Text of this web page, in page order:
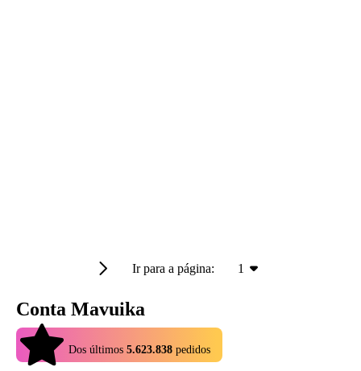
Ir para a página: 1
Conta Mavuika
Dos últimos 5.623.838 pedidos